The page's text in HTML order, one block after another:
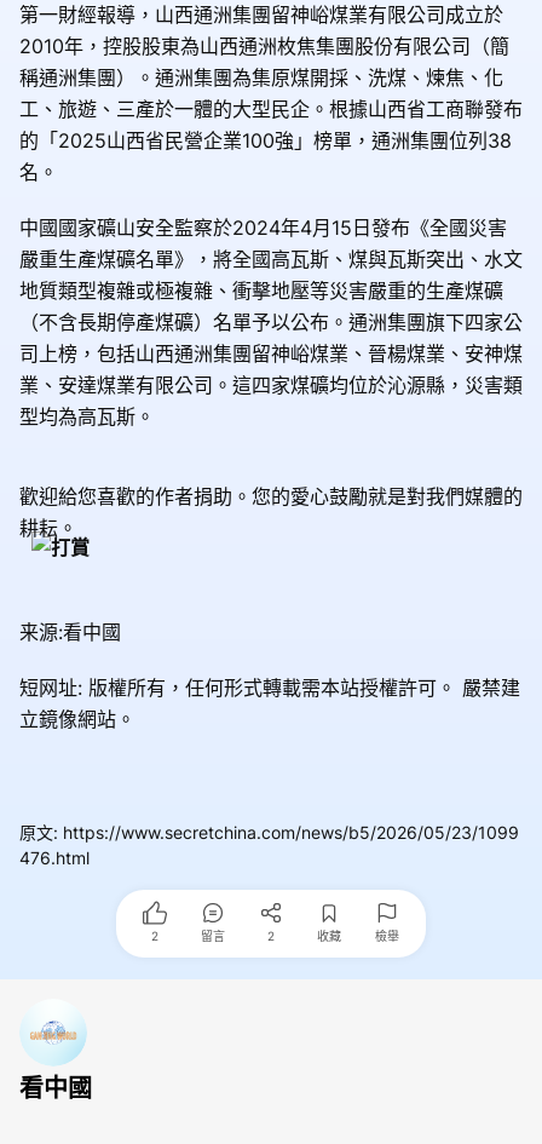
第一財經報導，山西通洲集團留神峪煤業有限公司成立於
2010年，控股股東為山西通洲枚焦集團股份有限公司（簡
稱通洲集團）。通洲集團為集原煤開採、洗煤、煉焦、化
工、旅遊、三產於一體的大型民企。根據山西省工商聯發布
的「2025山西省民營企業100強」榜單，通洲集團位列38
名。
中國國家礦山安全監察於2024年4月15日發布《全國災害
嚴重生產煤礦名單》，將全國高瓦斯、煤與瓦斯突出、水文
地質類型複雜或極複雜、衝擊地壓等災害嚴重的生產煤礦
（不含長期停產煤礦）名單予以公布。通洲集團旗下四家公
司上榜，包括山西通洲集團留神峪煤業、晉楊煤業、安神煤
業、安達煤業有限公司。這四家煤礦均位於沁源縣，災害類
型均為高瓦斯。
歡迎給您喜歡的作者捐助。您的愛心鼓勵就是對我們媒體的
耕耘。
来源:看中國
短网址: 版權所有，任何形式轉載需本站授權許可。 嚴禁建
立鏡像網站。
原文: https://www.secretchina.com/news/b5/2026/05/23/1099
476.html
2 留言 2 收藏 檢舉
看中國